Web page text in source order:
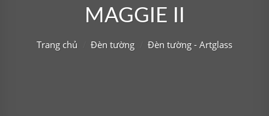
MAGGIE II
Trang chủ Đèn tường Đèn tường - Artglass